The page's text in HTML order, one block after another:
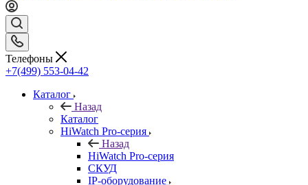
Телефоны
+7(499) 553-04-42
Каталог
Назад
Каталог
HiWatch Pro-серия
Назад
HiWatch Pro-серия
CКУД
IP-оборудование